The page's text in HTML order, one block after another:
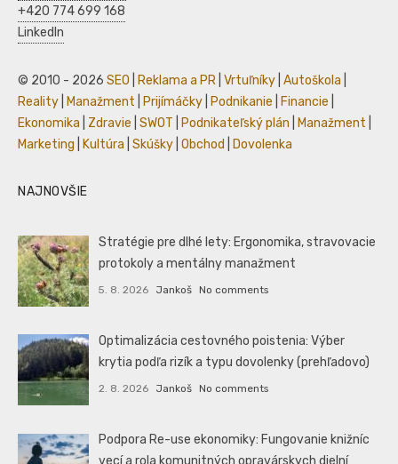
+420 774 699 168
LinkedIn
© 2010 - 2026 SEO Reklama a PR Vrtuľníky Autoškola
Reality
Manažment Prijímáčky Podnikanie Financie
Ekonomika
Zdravie SWOT Podnikateľský plán Manažment
Marketing
Kultúra Skúšky Obchod Dovolenka
NAJNOVŠIE
Stratégie pre dlhé lety: Ergonomika, stravovacie
protokoly a mentálny manažment
5. 8. 2026 Jankoš No comments
Optimalizácia cestovného poistenia: Výber
krytia podľa rizík a typu dovolenky (prehľadovo)
2. 8. 2026 Jankoš No comments
Podpora Re-use ekonomiky: Fungovanie knižníc